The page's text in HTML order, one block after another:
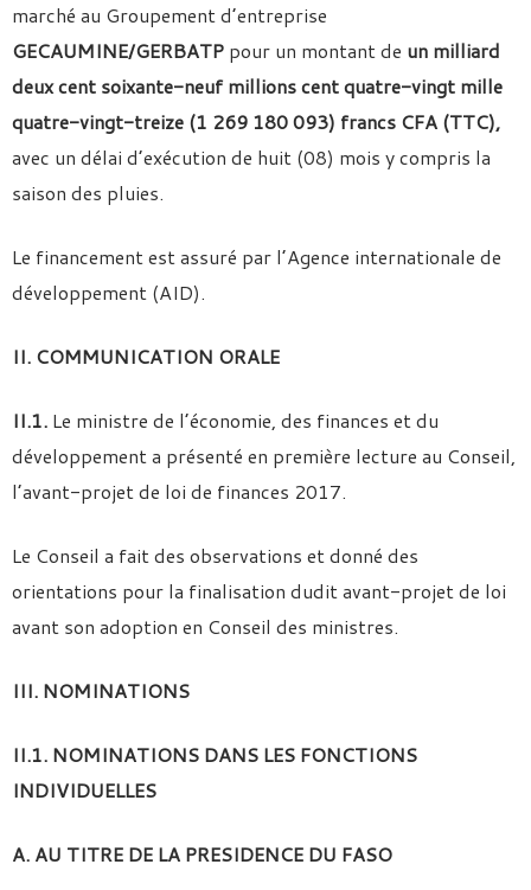
marché au Groupement d’entreprise
GECAUMINE/GERBATP pour un montant de un milliard
deux cent soixante-neuf millions cent quatre-vingt mille
quatre-vingt-treize (1 269 180 093) francs CFA (TTC),
avec un délai d’exécution de huit (08) mois y compris la
saison des pluies.
Le financement est assuré par l’Agence internationale de
développement (AID).
II. COMMUNICATION ORALE
II.1. Le ministre de l’économie, des finances et du
développement a présenté en première lecture au Conseil,
l’avant-projet de loi de finances 2017.
Le Conseil a fait des observations et donné des
orientations pour la finalisation dudit avant-projet de loi
avant son adoption en Conseil des ministres.
III. NOMINATIONS
II.1. NOMINATIONS DANS LES FONCTIONS
INDIVIDUELLES
A. AU TITRE DE LA PRESIDENCE DU FASO